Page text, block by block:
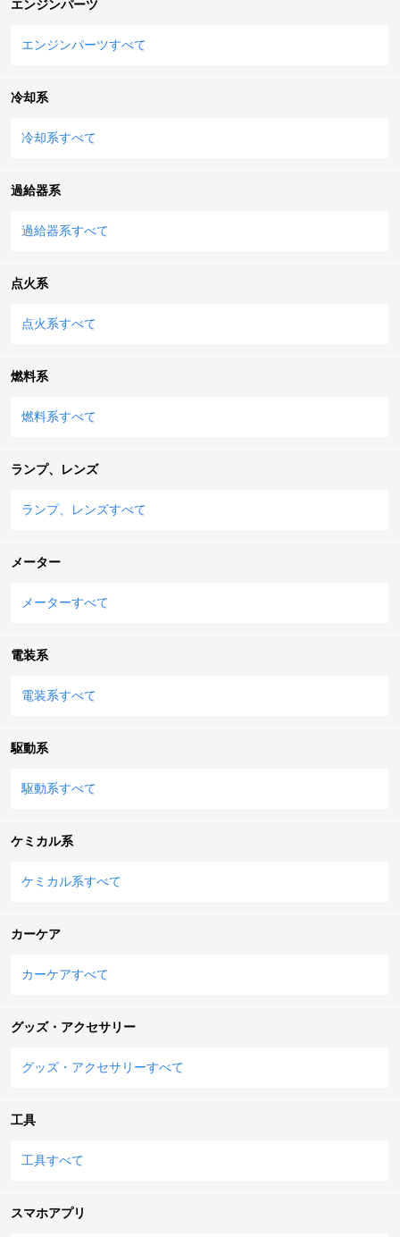
エンジンパーツ
エンジンパーツすべて
冷却系
冷却系すべて
過給器系
過給器系すべて
点火系
点火系すべて
燃料系
燃料系すべて
ランプ、レンズ
ランプ、レンズすべて
メーター
メーターすべて
電装系
電装系すべて
駆動系
駆動系すべて
ケミカル系
ケミカル系すべて
カーケア
カーケアすべて
グッズ・アクセサリー
グッズ・アクセサリーすべて
工具
工具すべて
スマホアプリ